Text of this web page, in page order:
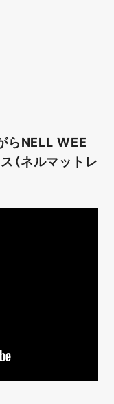
がらNELL WEE
（ネルマットレ